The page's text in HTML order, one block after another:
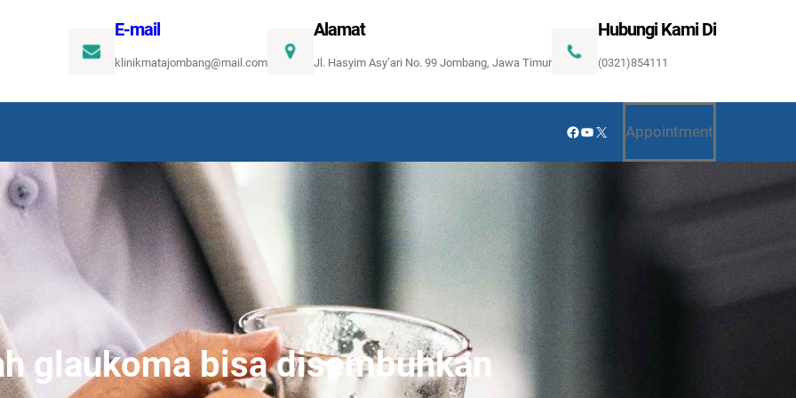
E-mail
klinikmatajombang@mail.com
Alamat
Jl. Hasyim Asy’ari No. 99 Jombang, Jawa Timur
Hubungi Kami Di
(0321)854111
Facebook
YouTube
X Appointment
glaukoma bisa disembuhkan